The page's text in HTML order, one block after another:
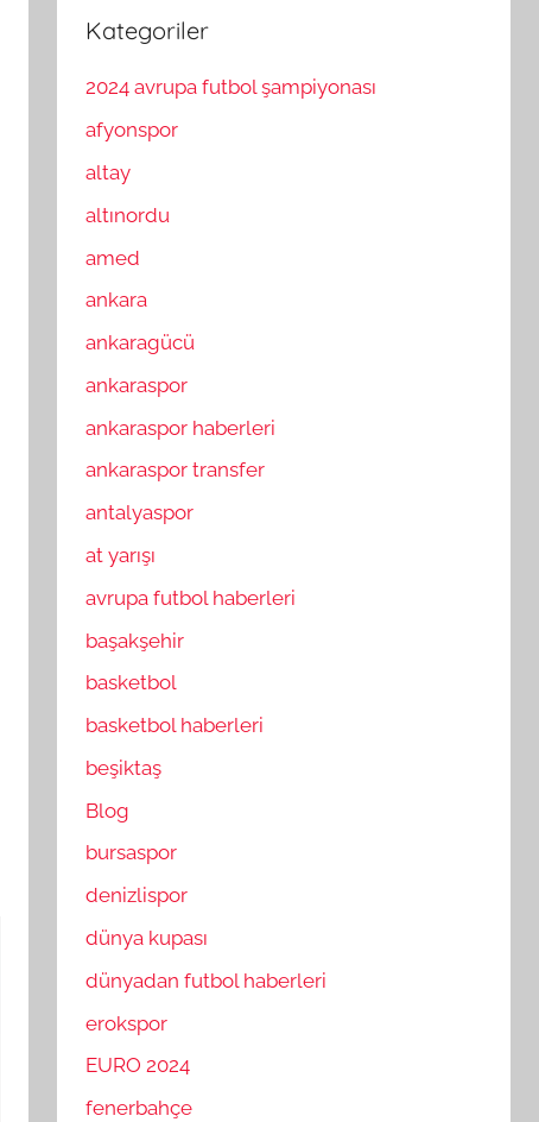
Kategoriler
2024 avrupa futbol şampiyonası
afyonspor
altay
altınordu
amed
ankara
ankaragücü
ankaraspor
ankaraspor haberleri
ankaraspor transfer
antalyaspor
at yarışı
avrupa futbol haberleri
başakşehir
basketbol
basketbol haberleri
beşiktaş
Blog
bursaspor
denizlispor
dünya kupası
dünyadan futbol haberleri
erokspor
EURO 2024
fenerbahçe